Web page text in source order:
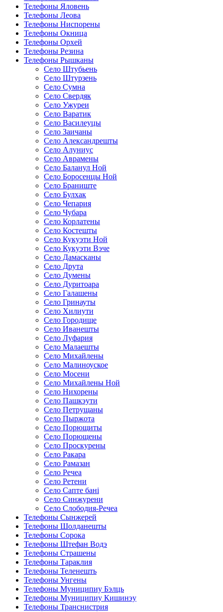
Телефоны Яловень
Телефоны Леова
Телефоны Ниспорены
Телефоны Окница
Телефоны Орхей
Телефоны Резина
Телефоны Рышканы
Село Штубьень
Село Штурзень
Село Сумна
Село Свердяк
Село Ужуреи
Село Варатик
Село Василеуцы
Село Заичаны
Село Александрешты
Село Алуниус
Село Аврамены
Село Баланул Ной
Село Боросенцы Ной
Село Браниште
Село Булхак
Село Чепария
Село Чубара
Село Корлатены
Село Костешты
Село Кукуэти Ной
Село Кукуэти Вэче
Село Дамасканы
Село Друта
Село Думены
Село Дуритоара
Село Галашены
Село Гринауты
Село Хилиути
Село Городище
Село Иванешты
Село Луфария
Село Малаешты
Село Михайлены
Село Малиноуское
Село Мосени
Село Михайлены Ной
Село Нихорены
Село Пашкэути
Село Петрущаны
Село Пыржота
Село Порющиты
Село Порющены
Село Проскурены
Село Ракара
Село Рамазан
Село Речеа
Село Ретени
Село Сапте бані
Село Синжурени
Село Слободия-Речеа
Телефоны Сынжерей
Телефоны Шолданешты
Телефоны Сорока
Телефоны Штефан Водэ
Телефоны Страшены
Телефоны Тараклия
Телефоны Теленешть
Телефоны Унгены
Телефоны Муниципиу Бэлць
Телефоны Муниципиу Кишинэу
Телефоны Транснистрия